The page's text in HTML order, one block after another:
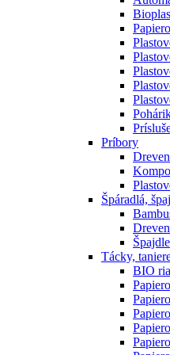
Príbory
Špáradlá,
Špajdle
Tácky,
BIO